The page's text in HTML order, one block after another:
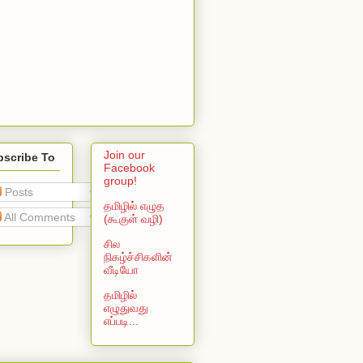
To
Posts
All Comments
Join our
Facebook
group!
தமிழில் எழுத
(கூகுள் வழி)
சில
நிகழ்ச்சிகளின்
வீடியோ
தமிழில்
எழுதுவது
எப்படி...